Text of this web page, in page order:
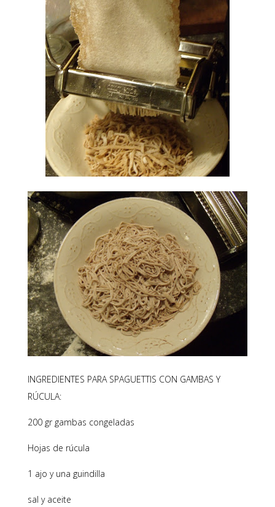
INGREDIENTES PARA SPAGUETTIS CON GAMBAS Y
RÚCULA:
200 gr gambas congeladas
Hojas de rúcula
1 ajo y una guindilla
sal y aceite